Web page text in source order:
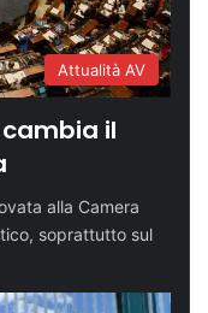
Attualità AV
il
alla Camera
soprattutto sul